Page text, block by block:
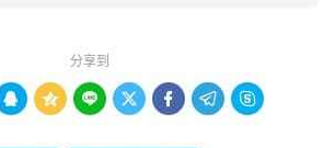
分享到
      